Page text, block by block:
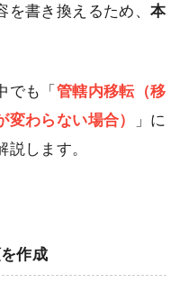
を書き換えるため、本
でも「 管轄内移転（移
わらない場合）
」に
します。
作成